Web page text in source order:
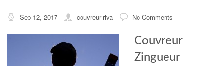
Sep 12, 2017 couvreur-riva No Comments
Couvreur
Zingueur